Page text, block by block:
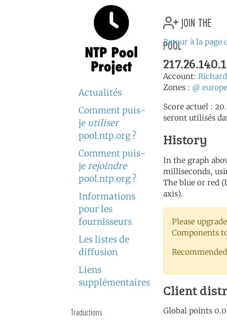
Actualités
Comment puis-
je utiliser
pool.ntp.org ?
Comment puis-
je rejoindre
pool.ntp.org ?
Informations
pour les
fournisseurs
Les listes de
diffusion
Liens
supplémentaires
Traductions
join the
pool
Retour à la page
Account:
Zones : @ europe
Score actuel :
seront utilisés
History
In the graph
milliseconds,
The blue or red
axis).
Please
Components
Client